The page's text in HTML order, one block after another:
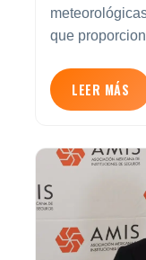
que
LEER MÁS